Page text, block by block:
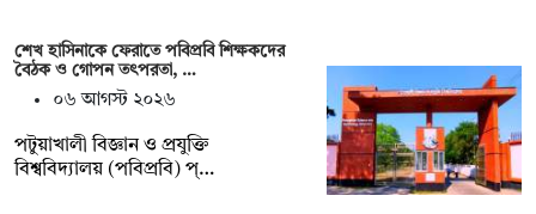
শেখ হাসিনাকে ফেরাতে পবিপ্রবি শিক্ষকদের
বৈঠক ও গোপন তৎপরতা, …
০৬ আগস্ট ২০২৬
পটুয়াখালী বিজ্ঞান ও প্রযুক্তি
বিশ্ববিদ্যালয় (পবিপ্রবি) প্…